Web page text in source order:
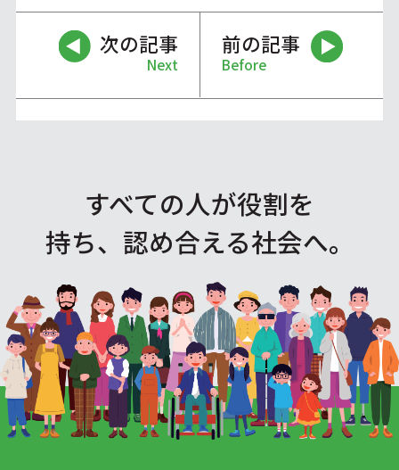
次の記事
Next
前の記事
Before
すべての人が役割を
持ち、認め合える社会へ。